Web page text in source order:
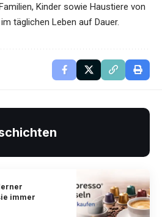
Kinder sowie Haustiere von
täglichen Leben auf Dauer.
immer